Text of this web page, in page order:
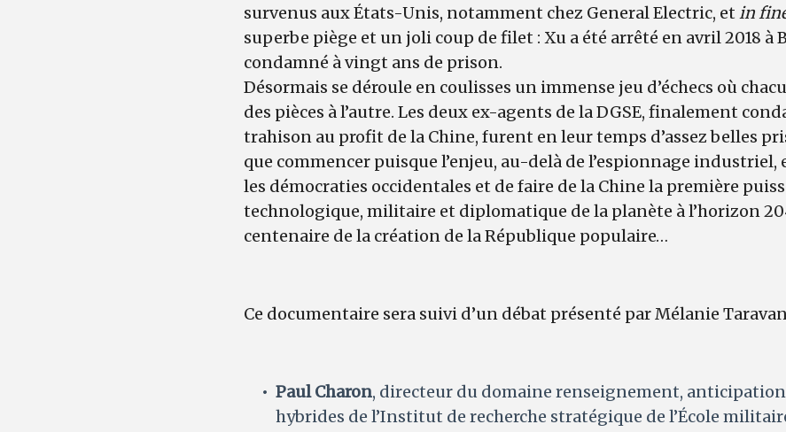
survenus aux États-Unis, notamment chez General Electric, et in
superbe piège et un joli coup de filet : Xu a été arrêté en avril 2018 à
condamné à vingt ans de prison.
Désormais se déroule en coulisses un immense jeu d’échecs où
des pièces à l’autre. Les deux ex-agents de la DGSE, finalement
trahison au profit de la Chine, furent en leur temps d’assez belles
que commencer puisque l’enjeu, au-delà de l’espionnage industriel,
les démocraties occidentales et de faire de la Chine la première
technologique, militaire et diplomatique de la planète à l’horizon
centenaire de la création de la République populaire…
Ce documentaire sera suivi d’un débat présenté par Mélanie
Paul Charon, directeur du domaine renseignement, anticipation
hybrides de l’Institut de recherche stratégique de l’École